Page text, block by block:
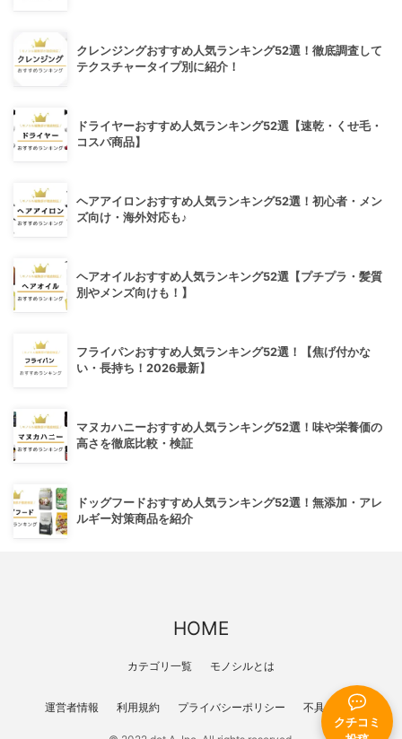
クチコミ
クレンジングおすすめ人気ランキング52選！徹底調査して
テクスチャータイプ別に紹介！
ドライヤーおすすめ人気ランキング52選【速乾・くせ毛・
コスパ商品】
ヘアアイロンおすすめ人気ランキング52選！初心者・メン
ズ向け・海外対応も♪
ヘアオイルおすすめ人気ランキング52選【プチプラ・髪質
別やメンズ向けも！】
フライパンおすすめ人気ランキング52選！【焦げ付かな
い・長持ち！2026最新】
マヌカハニーおすすめ人気ランキング52選！味や栄養価の
高さを徹底比較・検証
ドッグフードおすすめ人気ランキング52選！無添加・アレ
ルギー対策商品を紹介
HOME
カテゴリ一覧 モノシルとは
運営者情報 利用規約 プライバシーポリシー 不具合報告